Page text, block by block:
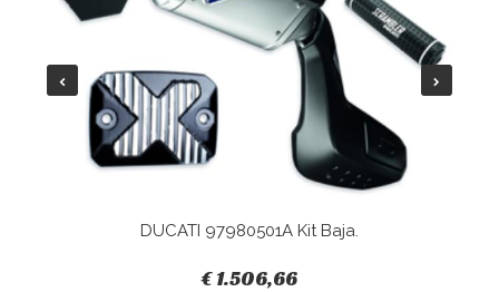
DUCATI 97980501A Kit Baja.
€ 1.506,66